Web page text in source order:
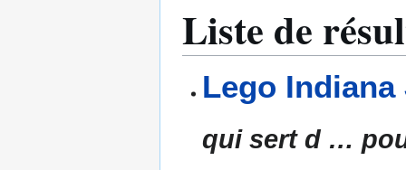
Liste de
Lego Indiana
qui sert d…